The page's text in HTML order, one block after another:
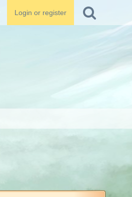
Login or register